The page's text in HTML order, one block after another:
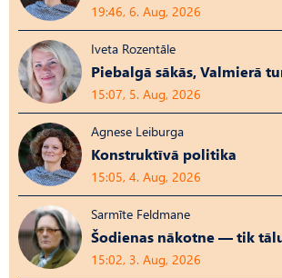
19:46, 6. Aug, 2026
Iveta Rozentāle
Piebalgā sākās, Valmierā
15:07, 5. Aug, 2026
Agnese Leiburga
Konstruktīvā politika
15:05, 4. Aug, 2026
Sarmīte Feldmane
Šodienas nākotne — tik
15:02, 3. Aug, 2026